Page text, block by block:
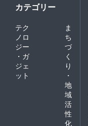
カテゴリー
テク
ノロ
ジー
・ガ
ジェ
ット
ま
ち
づ
く
り
・
地
域
活
性
化